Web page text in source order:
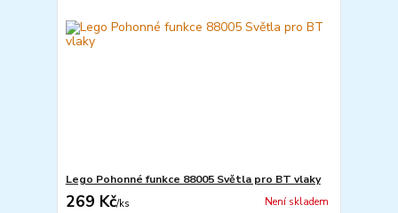
Lego Pohonné funkce 88005 Světla pro BT vlaky
269 Kč/ks Není skladem